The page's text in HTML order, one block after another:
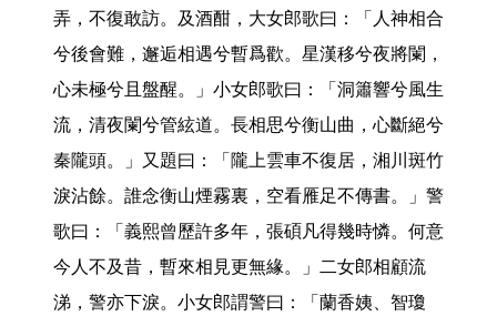
弄，不復敢訪。及酒酣，大女郎歌曰：「人神相合
兮後會難，邂逅相遇兮暫爲歡。星漢移兮夜將闌，
心未極兮且盤醒。」小女郎歌曰：「洞簫響兮風生
流，清夜闌兮管絃道。長相思兮衡山曲，心斷絕兮
秦隴頭。」又題曰：「隴上雲車不復居，湘川斑竹
淚沾餘。誰念衡山煙霧裏，空看雁足不傳書。」警
歌曰：「義熙曾歷許多年，張碩凡得幾時憐。何意
今人不及昔，暫來相見更無緣。」二女郎相顧流
涕，警亦下淚。小女郎謂警曰：「蘭香姨、智瓊